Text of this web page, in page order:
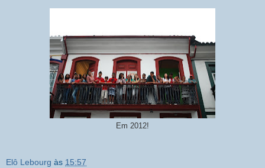
Em 2012!
Elô Lebourg às 15:57